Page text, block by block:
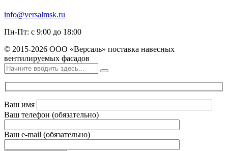
info@versalmsk.ru
Пн-Пт: с 9:00 до 18:00
© 2015-2026 ООО «Версаль» поставка навесных
вентилируемых фасадов
Ваш имя
Ваш телефон (обязательно)
Ваш e-mail (обязательно)